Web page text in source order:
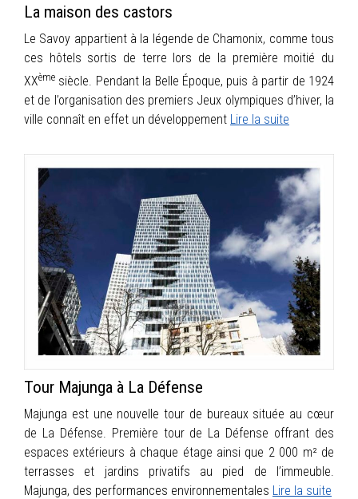
La maison des castors
Le Savoy appartient à la légende de Chamonix, comme tous
ces hôtels sortis de terre lors de la première moitié du
XXème siècle. Pendant la Belle Époque, puis à partir de 1924
et de l’organisation des premiers Jeux olympiques d’hiver, la
ville connaît en effet un développement Lire la suite
Tour Majunga à La Défense
Majunga est une nouvelle tour de bureaux située au cœur
de La Défense. Première tour de La Défense offrant des
espaces extérieurs à chaque étage ainsi que 2 000 m² de
terrasses et jardins privatifs au pied de l’immeuble.
Majunga, des performances environnementales Lire la suite